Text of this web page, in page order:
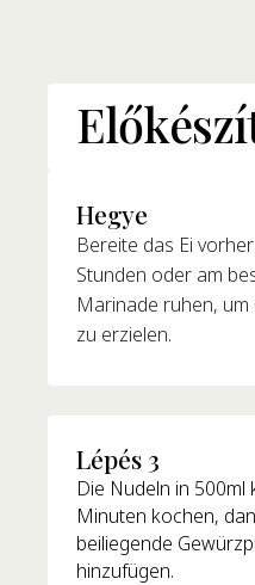
Hegye
Bereite das Ei
Stunden oder am
Marinade ruhen,
zu erzielen.
Lépés 3
Die Nudeln in
Minuten kochen,
beiliegende
hinzufügen.